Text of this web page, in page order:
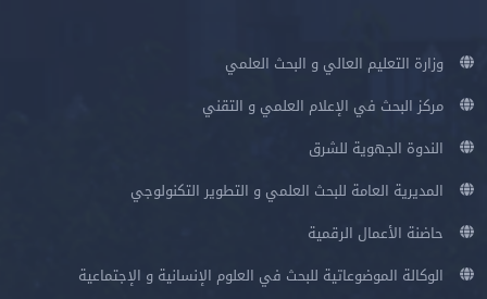
وزارة التعليم العالي و البحث العلمي
مركز البحث في الإعلام العلمي و التقني
الندوة الجهوية للشرق
المديرية العامة للبحث العلمي و التطوير التكنولوجي
حاضنة الأعمال الرقمية
الوكالة الموضوعاتية للبحث في العلوم الإنسانية و الإجتماعية